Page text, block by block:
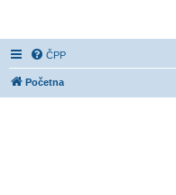
ČPP
Početna